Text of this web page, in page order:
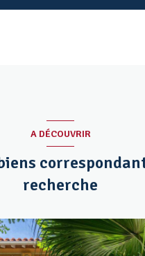
A DÉCOUVRIR
recherche